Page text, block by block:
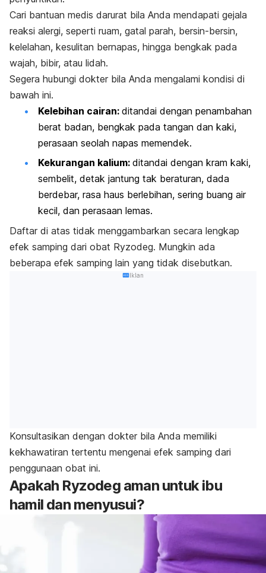
Cari bantuan medis darurat bila Anda mendapati gejala
reaksi alergi, seperti ruam, gatal parah, bersin-bersin,
kelelahan, kesulitan bernapas, hingga bengkak pada
wajah, bibir, atau lidah.
Segera hubungi dokter bila Anda mengalami kondisi di
bawah ini.
Kelebihan cairan: ditandai dengan penambahan
berat badan, bengkak pada tangan dan kaki,
perasaan seolah napas memendek.
Kekurangan kalium: ditandai dengan kram kaki,
sembelit, detak jantung tak beraturan, dada
berdebar, rasa haus berlebihan, sering buang air
kecil, dan perasaan lemas.
Daftar di atas tidak menggambarkan secara lengkap
efek samping dari obat Ryzodeg. Mungkin ada
beberapa efek samping lain yang tidak disebutkan.
Iklan
Konsultasikan dengan dokter bila Anda memiliki
kekhawatiran tertentu mengenai efek samping dari
penggunaan obat ini.
Apakah Ryzodeg aman untuk ibu
hamil dan menyusui?